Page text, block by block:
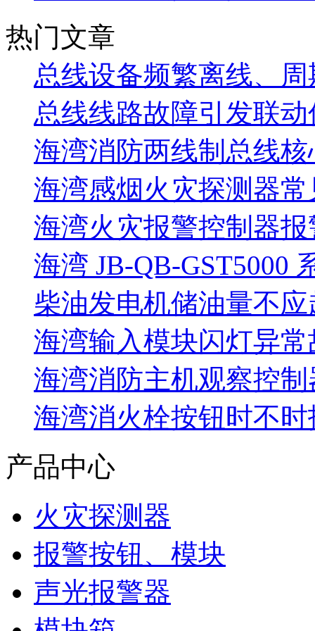
热门文章
总线设备频繁离线、
总线线路故障引发联
海湾消防两线制总线
海湾感烟火灾探测器
海湾火灾报警控制器报
海湾 JB-QB-GST5000
柴油发电机储油量不应
海湾输入模块闪灯异
海湾消防主机观察控制
海湾消火栓按钮时不
产品中心
火灾探测器
报警按钮、模块
声光报警器